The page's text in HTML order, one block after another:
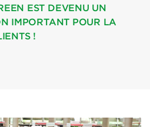
EST DEVENU UN
IMPORTANT POUR LA
!